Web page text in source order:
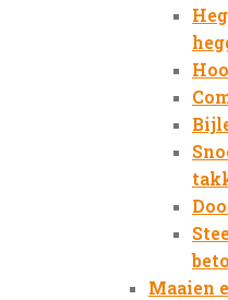
Maaien